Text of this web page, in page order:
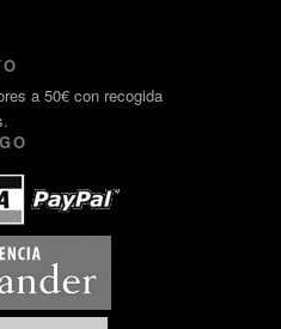
a 50€ con recogida